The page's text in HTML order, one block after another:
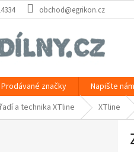
obchod@egrikon.cz
Prodávané značky Napište nám
a technika XTline XTline